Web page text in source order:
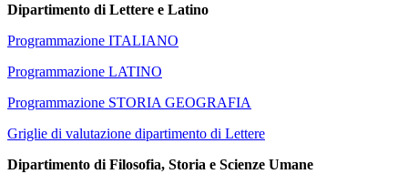
Dipartimento di Lettere e Latino
Programmazione ITALIANO
Programmazione LATINO
Programmazione STORIA GEOGRAFIA
Griglie di valutazione dipartimento di Lettere
Dipartimento di Filosofia, Storia e Scienze Umane